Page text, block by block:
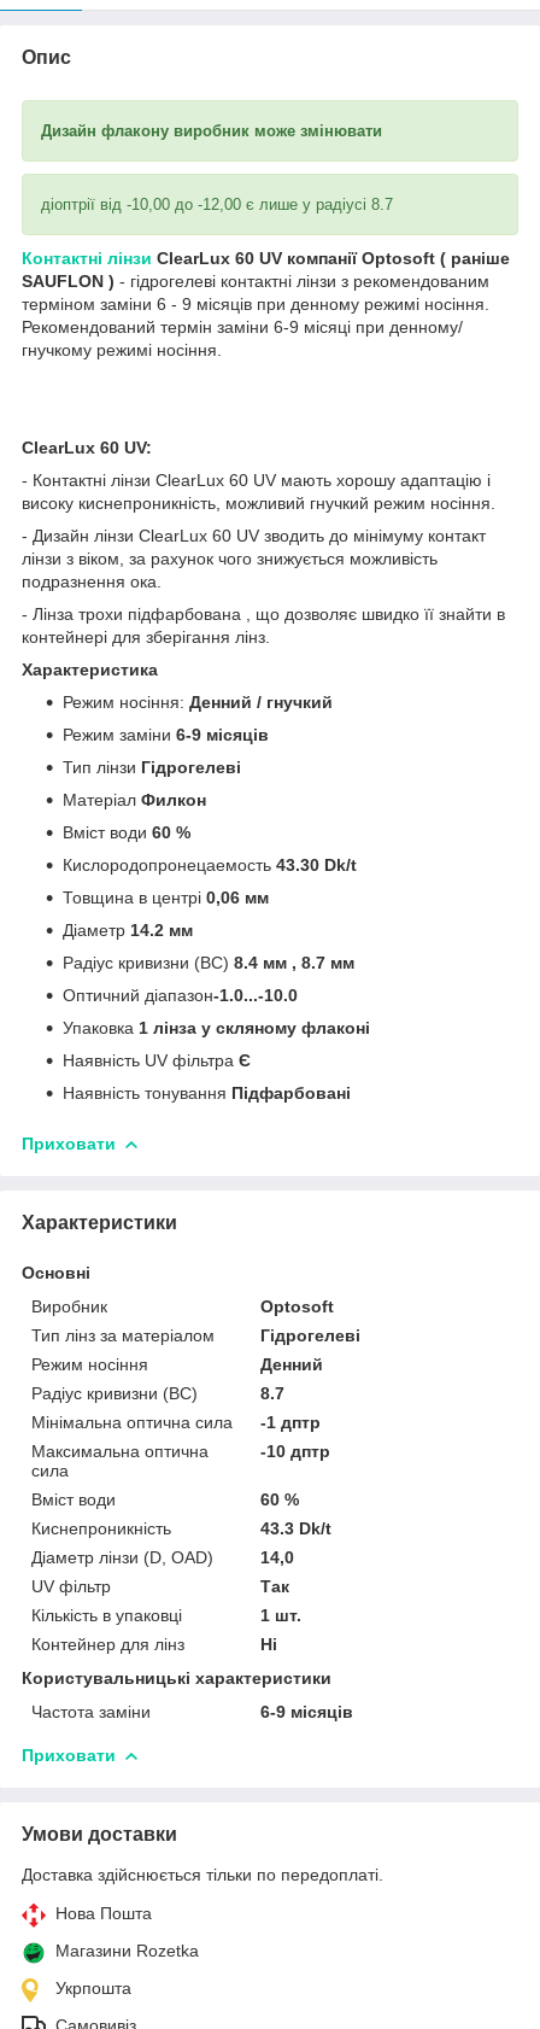
Опис
Дизайн флакону виробник може змінювати
діоптрії від -10,00 до -12,00 є лише у радіусі 8.7
Контактні лінзи ClearLux 60 UV компанії Optosoft ( раніше
SAUFLON ) - гідрогелеві контактні лінзи з рекомендованим
терміном заміни 6 - 9 місяців при денному режимі носіння.
Рекомендований термін заміни 6-9 місяці при денному/
гнучкому режимі носіння.
ClearLux 60 UV:
- Контактні лінзи ClearLux 60 UV мають хорошу адаптацію і
високу киснепроникність, можливий гнучкий режим носіння.
- Дизайн лінзи ClearLux 60 UV зводить до мінімуму контакт
лінзи з віком, за рахунок чого знижується можливість
подразнення ока.
- Лінза трохи підфарбована , що дозволяє швидко її знайти в
контейнері для зберігання лінз.
Характеристика
Режим носіння: Денний / гнучкий
Режим заміни 6-9 місяців
Тип лінзи Гідрогелеві
Матеріал Филкон
Вміст води 60 %
Кислородопронецаемость 43.30 Dk/t
Товщина в центрі 0,06 мм
Діаметр 14.2 мм
Радіус кривизни (BC) 8.4 мм , 8.7 мм
Оптичний діапазон-1.0...-10.0
Упаковка 1 лінза у скляному флаконі
Наявність UV фільтра Є
Наявність тонування Підфарбовані
Приховати
Характеристики
Основні
Виробник
Optosoft
Тип лінз за матеріалом
Гідрогелеві
Режим носіння
Денний
Радіус кривизни (BC)
8.7
Мінімальна оптична сила
-1 дптр
Максимальна оптична
сила
-10 дптр
Вміст води
60 %
Киснепроникність
43.3 Dk/t
Діаметр лінзи (D, OAD)
14,0
UV фільтр
Так
Кількість в упаковці
1 шт.
Контейнер для лінз
Ні
Користувальницькі характеристики
Частота заміни
6-9 місяців
Приховати
Умови доставки
Доставка здійснюється тільки по передоплаті.
Нова Пошта
Магазини Rozetka
Укрпошта
Самовивіз